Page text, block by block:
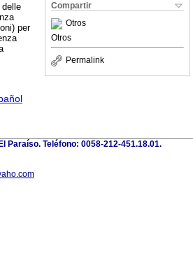
Compartir
Otros
Otros
Permalink
per
Paraíso. Teléfono: 0058-212-451.18.01.